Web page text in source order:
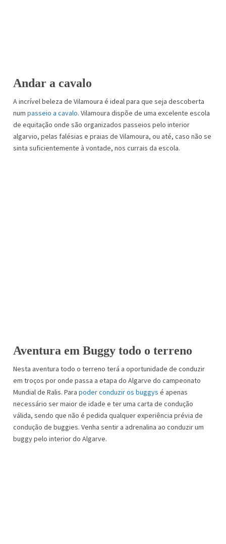
Andar a cavalo
A incrível beleza de Vilamoura é ideal para que seja descoberta
num passeio a cavalo. Vilamoura dispõe de uma excelente escola
de equitação onde são organizados passeios pelo interior
algarvio, pelas falésias e praias de Vilamoura, ou até, caso não se
sinta suficientemente à vontade, nos currais da escola.
Aventura em Buggy todo o terreno
Nesta aventura todo o terreno terá a oportunidade de conduzir
em troços por onde passa a etapa do Algarve do campeonato
Mundial de Ralis. Para poder conduzir os buggys é apenas
necessário ser maior de idade e ter uma carta de condução
válida, sendo que não é pedida qualquer experiência prévia de
condução de buggies. Venha sentir a adrenalina ao conduzir um
buggy pelo interior do Algarve.